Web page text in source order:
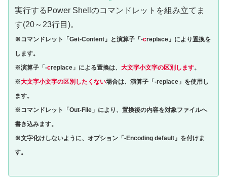
実行するPower Shellのコマンドレットを組み立てま
す(20～23行目)。
※コマンドレット「Get-Content」と演算子「-creplace」 により置換を
します。
※演算子 「-creplace」 による置換は、 大文字小文字の区別します。
※大文字小文字の区別したくない場合は、 演算子「-replace」 を使用し
ます。
※コマンドレット「Out-File」により、置換後の内容を対象ファイルへ
書き込みます。
※文字化けしないように、オプション「-Encoding default」を付けま
す。